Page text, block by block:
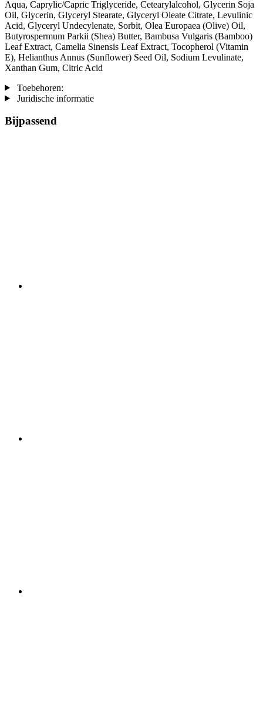
Aqua, Caprylic/Capric Triglyceride, Cetearylalcohol, Glycerin Soja
Oil, Glycerin, Glyceryl Stearate, Glyceryl Oleate Citrate, Levulinic
Acid, Glyceryl Undecylenate, Sorbit, Olea Europaea (Olive) Oil,
Butyrospermum Parkii (Shea) Butter, Bambusa Vulgaris (Bamboo)
Leaf Extract, Camelia Sinensis Leaf Extract, Tocopherol (Vitamin
E), Helianthus Annus (Sunflower) Seed Oil, Sodium Levulinate,
Xanthan Gum, Citric Acid
Toebehoren:
Juridische informatie
Bijpassend